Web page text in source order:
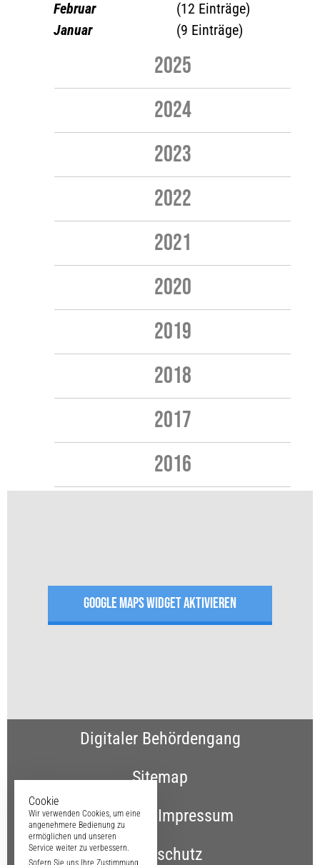
Februar
(12 Einträge)
Januar
(9 Einträge)
2025
2024
2023
2022
2021
2020
2019
2018
2017
2016
GOOGLE MAPS WIDGET AKTIVIEREN
Digitaler Behördengang
Sitemap
Kontakt & Impressum
Datenschutz
Cookie
Wir verwenden Cookies, um eine
angenehmere Bedienung zu
ermöglichen und unseren
Service weiter zu verbessern.
Sofern Sie uns Ihre Zustimmung